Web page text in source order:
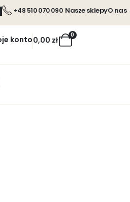
+48 510 070 090 Nasze sklepyO nas
konto 0
0,00 zł